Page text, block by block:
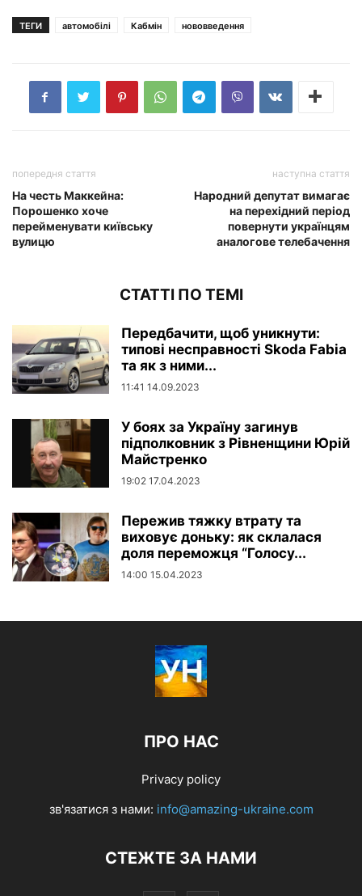
ТЕГИ автомобілі Кабмін нововведення
попередня стаття
На честь Маккейна:
Порошенко хоче
перейменувати київську
вулицю
наступна стаття
Народний депутат вимагає
на перехідний період
повернути українцям
аналогове телебачення
СТАТТІ ПО ТЕМІ
Передбачити, щоб уникнути:
типові несправності Skoda Fabia
та як з ними...
11:41 14.09.2023
У боях за Україну загинув
підполковник з Рівненщини Юрій
Майстренко
19:02 17.04.2023
Пережив тяжку втрату та
виховує доньку: як склалася
доля переможця “Голосу...
14:00 15.04.2023
ПРО НАС
Privacy policy
зв'язатися з нами: info@amazing-ukraine.com
СТЕЖТЕ ЗА НАМИ